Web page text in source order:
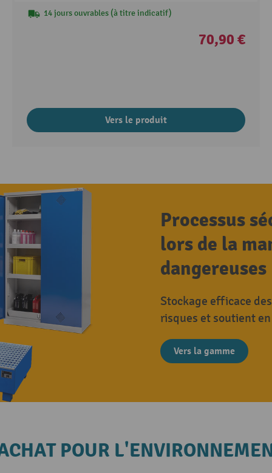
14 jours ouvrables (à titre indicatif)
70,90 €
Vers le produit
Processus
lors de la
dangereuses
Stockage efficace
risques et soutient
Vers la gamme
POUR